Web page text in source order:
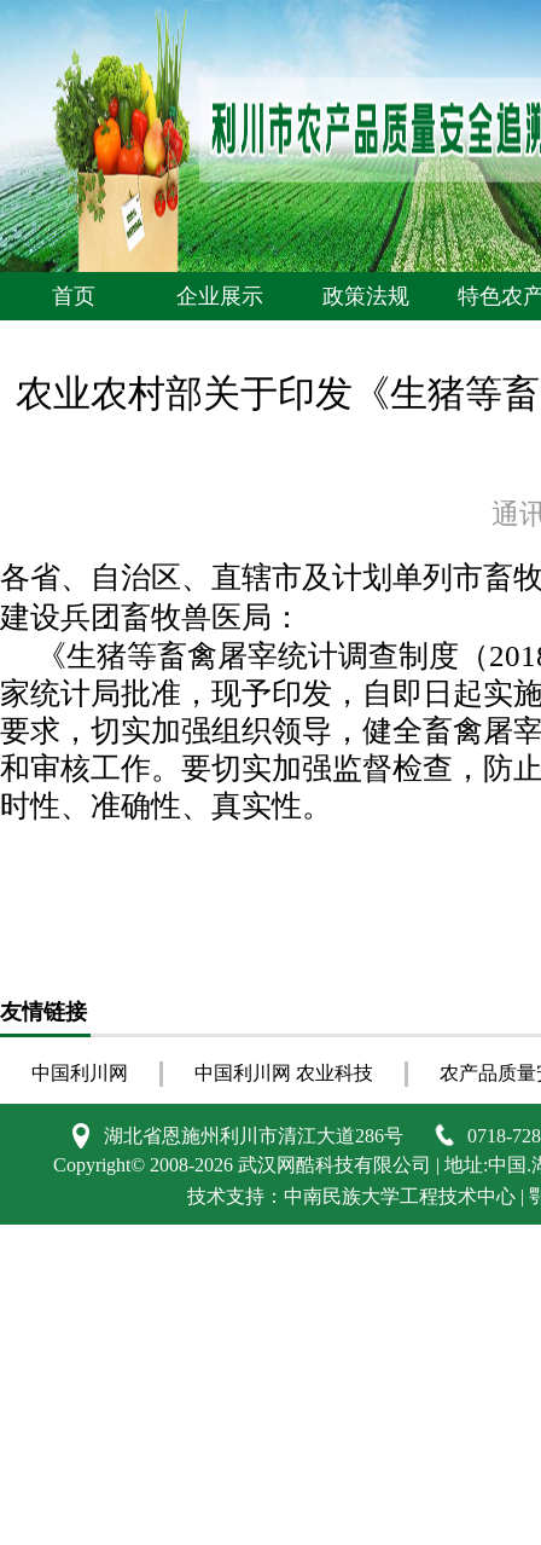
首页 企业展示 政策法规 特色农
农业农村部关于印发《生猪等
通
各省、自治区、直辖市及计划单列市畜
建设兵团畜牧兽医局：
《生猪等畜禽屠宰统计调查制度（
家统计局批准，现予印发，自即日起实
要求，切实加强组织领导，健全畜禽屠
和审核工作。要切实加强监督检查，防
时性、准确性、真实性。
友情链接
中国利川网 中国利川网 农业科技 农产品质
湖北省恩施州利川市清江大道286号
0718-
Copyright© 2008-2026 武汉网酷科技有限公司 | 地址:中国.
技术支持： 中南民族大学工程技术中心|